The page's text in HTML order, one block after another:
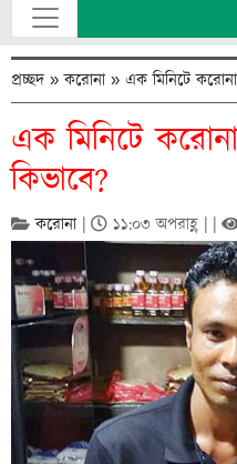
প্রচ্ছদ »করোনা » এক মিনিটে
এক মিনিটে
কিভাবে?
করোনা | ১১:০৩ অপরাহ্ণ | |